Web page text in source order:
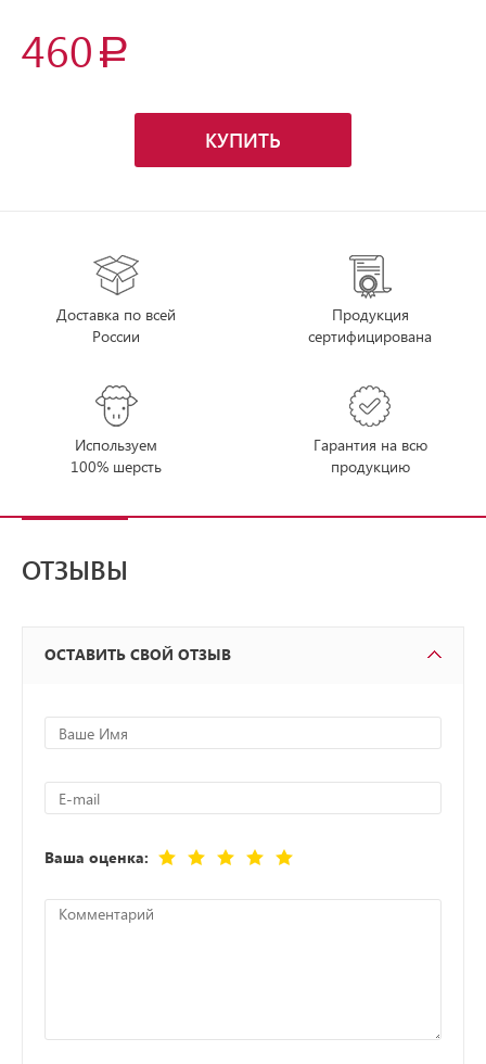
460
КУПИТЬ
Доставка по всей
России
Продукция
сертифицирована
Используем
100% шерсть
Гарантия на всю
продукцию
ОТЗЫВЫ
ОСТАВИТЬ СВОЙ ОТЗЫВ
Ваша оценка: